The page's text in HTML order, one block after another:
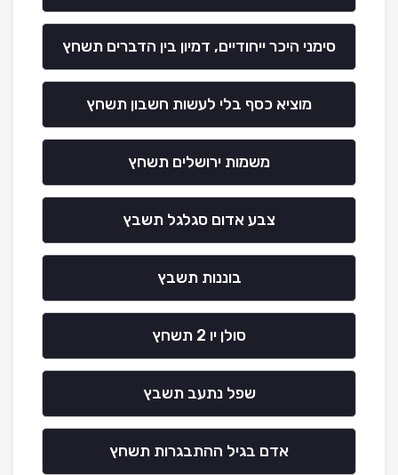
סימני היכר ייחודיים, דמיון בין הדברים תשחץ
מוציא כסף בלי לעשות חשבון תשחץ
משמות ירושלים תשחץ
צבע אדום סגלגל תשבץ
בוננות תשבץ
סולן יו 2 תשחץ
שפל נתעב תשבץ
אדם בגיל ההתבגרות תשחץ